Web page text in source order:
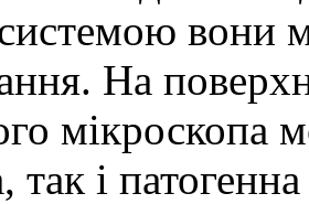
вони
На
мікроскопа
так і